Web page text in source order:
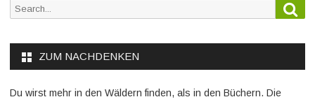
Search
ZUM NACHDENKEN
Du wirst mehr in den Wäldern finden, als in den Büchern. Die